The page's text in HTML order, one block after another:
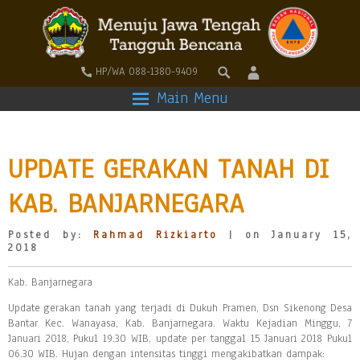
HP/WA 088-1380-9409
Main Menu
UPDATE GERAKAN TANAH DI
KAB. BANJARNEGARA
Posted by: Rahmad Rizkiarto
| on January 15,
2018
Kab. Banjarnegara
Update gerakan tanah yang terjadi di Dukuh Pramen, Dsn Sikenong Desa
Bantar Kec. Wanayasa, Kab. Banjarnegara. Waktu Kejadian Minggu, 7
Januari 2018, Pukul 19.30 WIB, update per tanggal 15 Januari 2018 Pukul
06.30 WIB. Hujan dengan intensitas tinggi mengakibatkan dampak: